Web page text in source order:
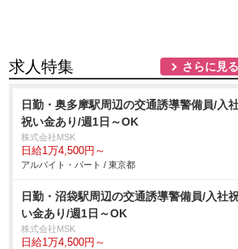
求人特集 さらに見る
日勤・奥多摩駅周辺の交通誘導警備員/入
祝い金あり/週1日～OK
株式会社MSK
日給1万4,500円～
アルバイト・パート / 東京都
日勤・沼袋駅周辺の交通誘導警備員/入社
い金あり/週1日～OK
株式会社MSK
日給1万4,500円～